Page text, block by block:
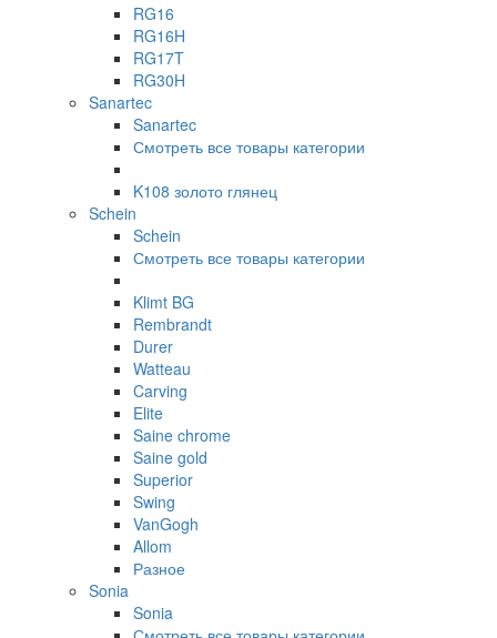
RG16
RG16H
RG17T
RG30H
Sanartec
Sanartec
Смотреть все товары категории
K108 золото глянец
Schein
Schein
Смотреть все товары категории
Klimt BG
Rembrandt
Durer
Watteau
Carving
Elite
Saine chrome
Saine gold
Superior
Swing
VanGogh
Allom
Разное
Sonia
Sonia